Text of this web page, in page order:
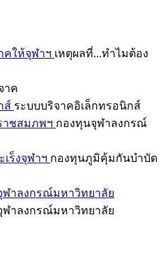
คให้จุฬาฯ เหตุผลที่...ทำไมต้อง
าค
ส์ ระบบบริจาคอิเล็กทรอนิกส์
าชสมภพฯ กองทุนจุฬาลงกรณ์
ร็งจุฬาฯ กองทุนภูมิคุ้มกันบำบัด
ฬาลงกรณ์มหาวิทยาลัย
ฬาลงกรณ์มหาวิทยาลัย